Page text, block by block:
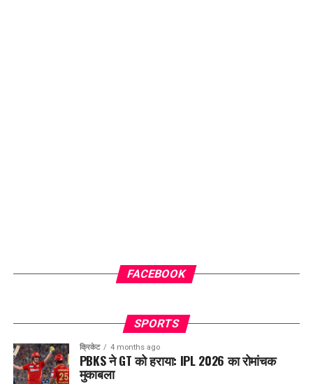
FACEBOOK
SPORTS
क्रिकेट 4 months ago
PBKS ने GT को हराया: IPL 2026 का रोमांचक
मुकाबला